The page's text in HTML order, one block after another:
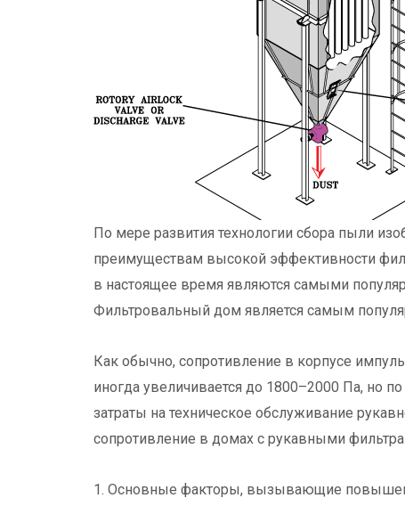
По мере развития технологии сбора пыли
преимуществам высокой эффективности
в настоящее время являются самыми
Фильтровальный дом является самым
Как обычно, сопротивление в корпусе
иногда увеличивается до 1800–2000 Па, но
затраты на техническое обслуживание
сопротивление в домах с рукавными
1. Основные факторы, вызывающие